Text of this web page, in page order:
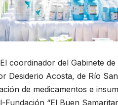
El coordinador del Gabinete
Desiderio Acosta, de Río
de medicamentos e
“El Buen